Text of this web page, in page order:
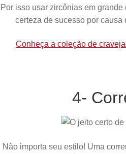
Por isso usar zircônias em
certeza de sucesso por causa
Conheça a coleção de
4-
Não importa seu estilo! Uma